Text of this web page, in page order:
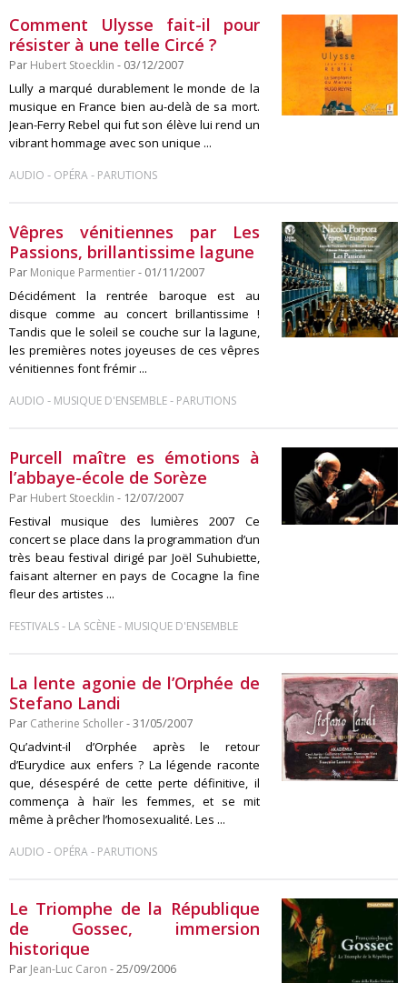
Comment Ulysse fait-il pour
résister à une telle Circé ?
Par Hubert Stoecklin - 03/12/2007
Lully a marqué durablement le monde de la
musique en France bien au-delà de sa mort.
Jean-Ferry Rebel qui fut son élève lui rend un
vibrant hommage avec son unique ...
AUDIO - OPÉRA- PARUTIONS
Vêpres vénitiennes par Les
Passions, brillantissime lagune
Par Monique Parmentier- 01/11/2007
Décidément la rentrée baroque est au
disque comme au concert brillantissime !
Tandis que le soleil se couche sur la lagune,
les premières notes joyeuses de ces vêpres
vénitiennes font frémir ...
AUDIO - MUSIQUE D'ENSEMBLE- PARUTIONS
Purcell maître es émotions à
l’abbaye-école de Sorèze
Par Hubert Stoecklin - 12/07/2007
Festival musique des lumières 2007 Ce
concert se place dans la programmation d’un
très beau festival dirigé par Joël Suhubiette,
faisant alterner en pays de Cocagne la fine
fleur des artistes ...
FESTIVALS- LA SCÈNE- MUSIQUE D'ENSEMBLE
La lente agonie de l’Orphée de
Stefano Landi
Par Catherine Scholler- 31/05/2007
Qu’advint-il d’Orphée après le retour
d’Eurydice aux enfers ? La légende raconte
que, désespéré de cette perte définitive, il
commença à haïr les femmes, et se mit
même à prêcher l’homosexualité. Les ...
AUDIO - OPÉRA- PARUTIONS
Le Triomphe de la République
de Gossec, immersion
historique
Par Jean-Luc Caron - 25/09/2006